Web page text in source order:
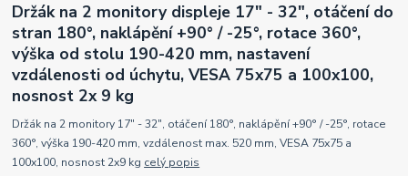
Držák na 2 monitory displeje 17" - 32", otáčení do
stran 180°, naklápění +90° / -25°, rotace 360°,
výška od stolu 190-420 mm, nastavení
vzdálenosti od úchytu, VESA 75x75 a 100x100,
nosnost 2x 9 kg
Držák na 2 monitory 17" - 32", otáčení 180°, naklápění +90° / -25°, rotace
360°, výška 190-420 mm, vzdálenost max. 520 mm, VESA 75x75 a
100x100, nosnost 2x9 kg celý popis